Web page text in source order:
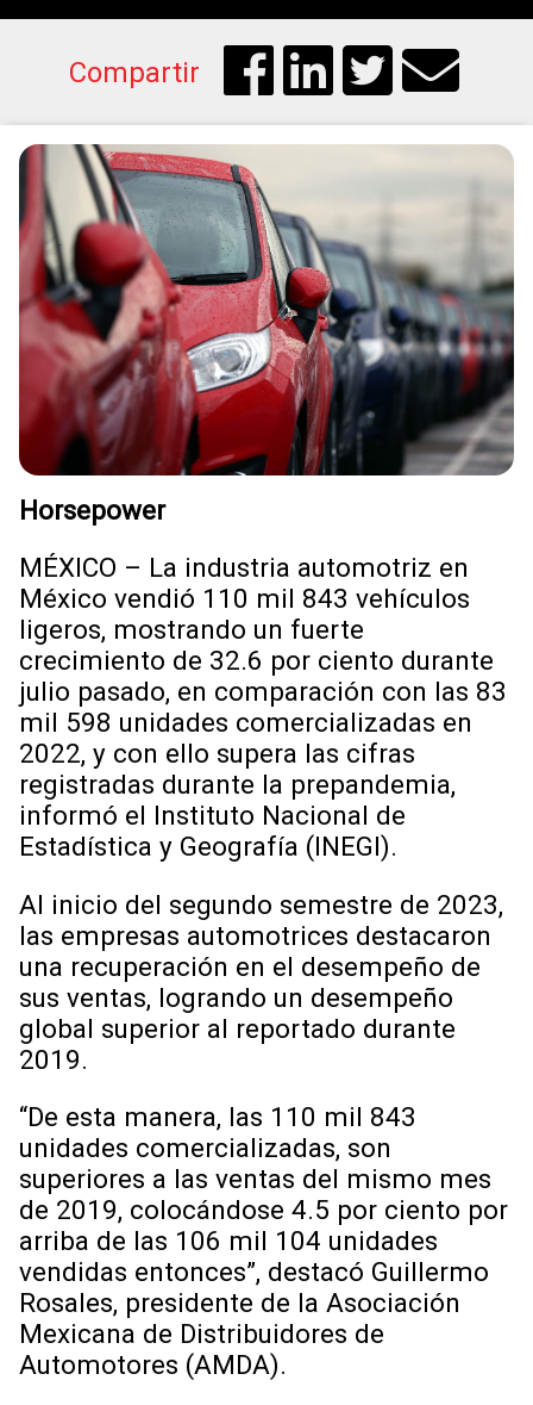
Compartir
Horsepower
MÉXICO – La industria automotriz en
México vendió 110 mil 843 vehículos
ligeros, mostrando un fuerte
crecimiento de 32.6 por ciento durante
julio pasado, en comparación con las 83
mil 598 unidades comercializadas en
2022, y con ello supera las cifras
registradas durante la prepandemia,
informó el Instituto Nacional de
Estadística y Geografía (INEGI).
Al inicio del segundo semestre de 2023,
las empresas automotrices destacaron
una recuperación en el desempeño de
sus ventas, logrando un desempeño
global superior al reportado durante
2019.
“De esta manera, las 110 mil 843
unidades comercializadas, son
superiores a las ventas del mismo mes
de 2019, colocándose 4.5 por ciento por
arriba de las 106 mil 104 unidades
vendidas entonces”, destacó Guillermo
Rosales, presidente de la Asociación
Mexicana de Distribuidores de
Automotores (AMDA).